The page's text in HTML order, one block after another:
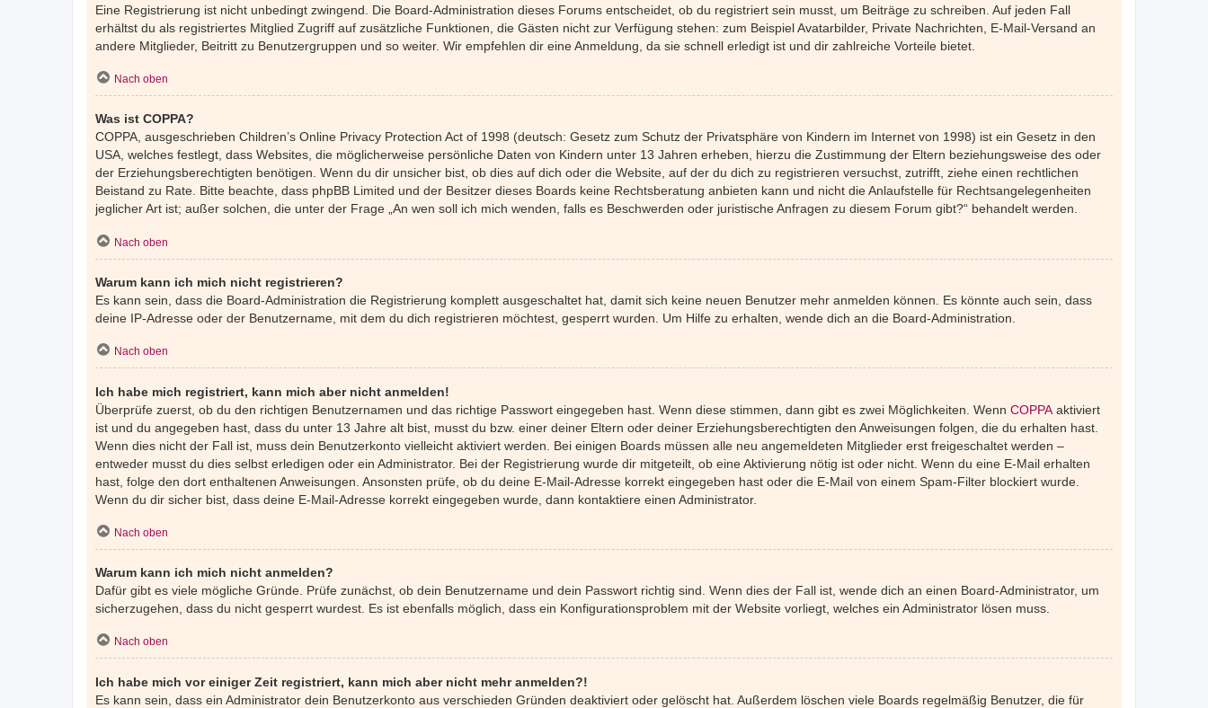
Eine Registrierung ist nicht unbedingt zwingend. Die Board-Administration dieses Forums entscheidet, ob du registriert sein musst, um Beiträge zu schreiben. Auf jeden Fall
erhältst du als registriertes Mitglied Zugriff auf zusätzliche Funktionen, die Gästen nicht zur Verfügung stehen: zum Beispiel Avatarbilder, Private Nachrichten, E-Mail-Versand an
andere Mitglieder, Beitritt zu Benutzergruppen und so weiter. Wir empfehlen dir eine Anmeldung, da sie schnell erledigt ist und dir zahlreiche Vorteile bietet.
Nach oben
Was ist COPPA?
COPPA, ausgeschrieben Children’s Online Privacy Protection Act of 1998 (deutsch: Gesetz zum Schutz der Privatsphäre von Kindern im Internet von 1998) ist ein Gesetz in den
USA, welches festlegt, dass Websites, die möglicherweise persönliche Daten von Kindern unter 13 Jahren erheben, hierzu die Zustimmung der Eltern beziehungsweise des oder
der Erziehungsberechtigten benötigen. Wenn du dir unsicher bist, ob dies auf dich oder die Website, auf der du dich zu registrieren versuchst, zutrifft, ziehe einen rechtlichen
Beistand zu Rate. Bitte beachte, dass phpBB Limited und der Besitzer dieses Boards keine Rechtsberatung anbieten kann und nicht die Anlaufstelle für Rechtsangelegenheiten
jeglicher Art ist; außer solchen, die unter der Frage „An wen soll ich mich wenden, falls es Beschwerden oder juristische Anfragen zu diesem Forum gibt?“ behandelt werden.
Nach oben
Warum kann ich mich nicht registrieren?
Es kann sein, dass die Board-Administration die Registrierung komplett ausgeschaltet hat, damit sich keine neuen Benutzer mehr anmelden können. Es könnte auch sein, dass
deine IP-Adresse oder der Benutzername, mit dem du dich registrieren möchtest, gesperrt wurden. Um Hilfe zu erhalten, wende dich an die Board-Administration.
Nach oben
Ich habe mich registriert, kann mich aber nicht anmelden!
Überprüfe zuerst, ob du den richtigen Benutzernamen und das richtige Passwort eingegeben hast. Wenn diese stimmen, dann gibt es zwei Möglichkeiten. Wenn COPPA aktiviert
ist und du angegeben hast, dass du unter 13 Jahre alt bist, musst du bzw. einer deiner Eltern oder deiner Erziehungsberechtigten den Anweisungen folgen, die du erhalten hast.
Wenn dies nicht der Fall ist, muss dein Benutzerkonto vielleicht aktiviert werden. Bei einigen Boards müssen alle neu angemeldeten Mitglieder erst freigeschaltet werden –
entweder musst du dies selbst erledigen oder ein Administrator. Bei der Registrierung wurde dir mitgeteilt, ob eine Aktivierung nötig ist oder nicht. Wenn du eine E-Mail erhalten
hast, folge den dort enthaltenen Anweisungen. Ansonsten prüfe, ob du deine E-Mail-Adresse korrekt eingegeben hast oder die E-Mail von einem Spam-Filter blockiert wurde.
Wenn du dir sicher bist, dass deine E-Mail-Adresse korrekt eingegeben wurde, dann kontaktiere einen Administrator.
Nach oben
Warum kann ich mich nicht anmelden?
Dafür gibt es viele mögliche Gründe. Prüfe zunächst, ob dein Benutzername und dein Passwort richtig sind. Wenn dies der Fall ist, wende dich an einen Board-Administrator, um
sicherzugehen, dass du nicht gesperrt wurdest. Es ist ebenfalls möglich, dass ein Konfigurationsproblem mit der Website vorliegt, welches ein Administrator lösen muss.
Nach oben
Ich habe mich vor einiger Zeit registriert, kann mich aber nicht mehr anmelden?!
Es kann sein, dass ein Administrator dein Benutzerkonto aus verschieden Gründen deaktiviert oder gelöscht hat. Außerdem löschen viele Boards regelmäßig Benutzer, die für